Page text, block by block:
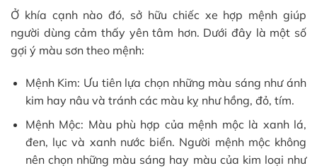
Ở khía cạnh nào đó, sở hữu chiếc xe hợp mệnh giúp
người dùng cảm thấy yên tâm hơn. Dưới đây là một số
gợi ý màu sơn theo mệnh:
Mệnh Kim: Ưu tiên lựa chọn những màu sáng như ánh
kim hay nâu và tránh các màu kỵ như hồng, đỏ, tím.
Mệnh Mộc: Màu phù hợp của mệnh mộc là xanh lá,
đen, lục và xanh nước biển. Người mệnh mộc không
nên chọn những màu sáng hay màu của kim loại như